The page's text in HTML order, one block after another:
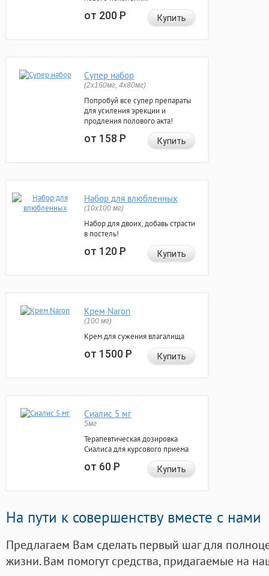
от 200Р Купить
Супер набор
(2х160мг, 4х80мг)
Попробуй все супер препараты
для усиления эрекции и
продления полового акта!
от 158Р Купить
Набор для влюбленных
(10х100 мг)
Набор для двоих, добавь страсти
в постель!
от 120Р Купить
Крем Naron
(100 мг)
Крем для сужения влагалища
от 1500Р Купить
Сиалис 5 мг
5мг
Терапевтическая дозировка
Сиалиса для курсового приема
от 60Р Купить
На пути к совершенству вместе с нами
Предлагаем Вам сделать первый шаг для
жизни. Вам помогут средства, придагаемые на